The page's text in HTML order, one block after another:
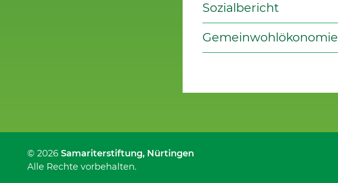
Sozialbericht
Gemeinwohlökonomie
© 2026 Samariterstiftung, Nürtingen
Alle Rechte vorbehalten.